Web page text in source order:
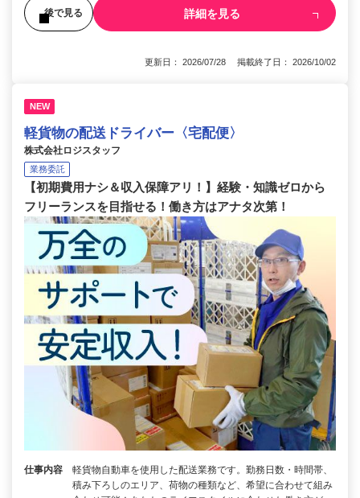
後で見る 詳細を見る
更新日： 2026/07/28 掲載終了日： 2026/10/02
NEW
軽貨物の配送ドライバー〈宅配便〉
株式会社ロジスタッフ
業務委託
【初期費用ナシ＆収入保障アリ！】経験・知識ゼロから
フリーランスを目指せる！働き方はアナタ次第！
仕事内容
軽貨物自動車を使用した配送業務です。勤務日数・時間帯、
積み下ろしのエリア、荷物の種類など、希望に合わせて組み